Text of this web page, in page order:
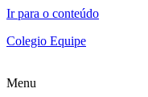
Ir para o conteúdo
Colegio Equipe
Menu